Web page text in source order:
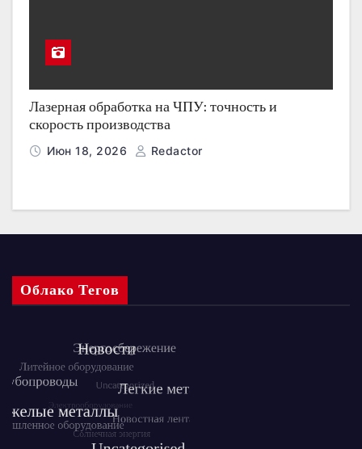
Лазерная обработка на ЧПУ: точность и
скорость производства
Июн 18, 2026 Redactor
Облако Тегов